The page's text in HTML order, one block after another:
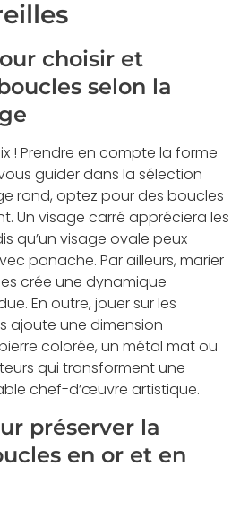
choisir et
selon la
! Prendre en compte la forme
guider dans la sélection
rond, optez pour des boucles
Un visage carré appréciera les
qu’un visage ovale peux
panache. Par ailleurs, marier
crée une dynamique
En outre, jouer sur les
ajoute une dimension
colorée, un métal mat ou
qui transforment une
chef-d’œuvre artistique.
préserver la
en or et en